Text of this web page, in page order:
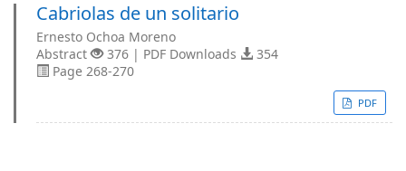
Cabriolas de un solitario
Ernesto Ochoa Moreno
Abstract
376 | PDF Downloads
354
Page 268-270
PDF